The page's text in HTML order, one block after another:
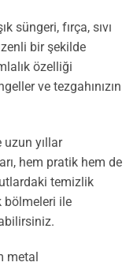
süngeri, fırça, sıvı
bir şekilde
özelliği
ve tezgahınızın
uzun yıllar
hem pratik hem de
temizlik
bölmeleri ile
metal